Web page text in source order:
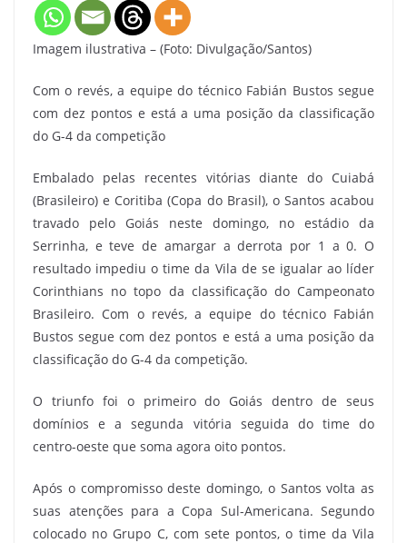
Imagem ilustrativa – (Foto: Divulgação/Santos)
Com o revés, a equipe do técnico Fabián Bustos segue
com dez pontos e está a uma posição da classificação
do G-4 da competição
Embalado pelas recentes vitórias diante do Cuiabá
(Brasileiro) e Coritiba (Copa do Brasil), o Santos acabou
travado pelo Goiás neste domingo, no estádio da
Serrinha, e teve de amargar a derrota por 1 a 0. O
resultado impediu o time da Vila de se igualar ao líder
Corinthians no topo da classificação do Campeonato
Brasileiro. Com o revés, a equipe do técnico Fabián
Bustos segue com dez pontos e está a uma posição da
classificação do G-4 da competição.
O triunfo foi o primeiro do Goiás dentro de seus
domínios e a segunda vitória seguida do time do
centro-oeste que soma agora oito pontos.
Após o compromisso deste domingo, o Santos volta as
suas atenções para a Copa Sul-Americana. Segundo
colocado no Grupo C, com sete pontos, o time da Vila